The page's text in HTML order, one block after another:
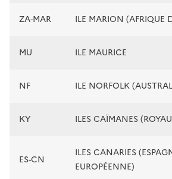
ZA-MAR ILE MARION (AFRIQUE
MU ILE MAURICE
NF ILE NORFOLK
KY ILES CAÏMANES
ES-CN
ILES CANARIES
EUROPÉENNE)